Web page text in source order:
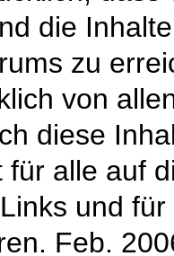
die
zu
von
diese
für alle auf
und
Feb.